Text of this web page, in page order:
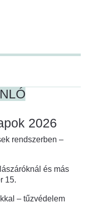
2026
rendszerben –
és más
15.
– tűzvédelem